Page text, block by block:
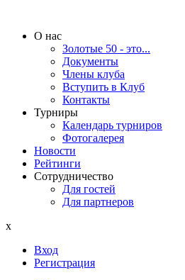
О нас
Золотые 50 - это...
Документы
Члены клуба
Вступить в Клуб
Контакты
Турниры
Календарь турниров
Фотогалерея
Новости
Рейтинги
Сотрудничество
Для гостей
Для партнеров
x
Вход
Регистрация